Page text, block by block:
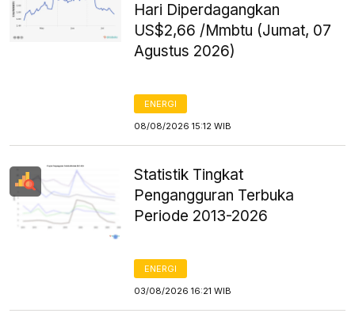
Hari Diperdagangkan
US$2,66 /Mmbtu (Jumat, 07
Agustus 2026)
ENERGI
08/08/2026 15:12 WIB
Statistik Tingkat
Pengangguran Terbuka
Periode 2013-2026
ENERGI
03/08/2026 16:21 WIB